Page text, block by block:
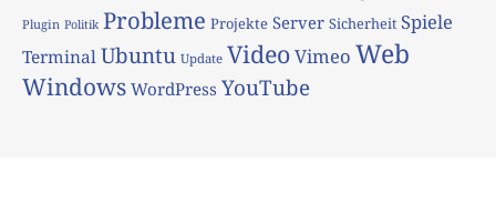
Plugin Politik Probleme Projekte Server Sicherheit Spiele
TerminalUbuntu Update VideoVimeo Web
Windows WordPress YouTube